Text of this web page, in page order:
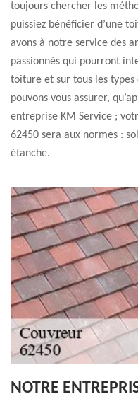
toujours chercher les
puissiez bénéficier d’une
avons à notre service des
passionnés qui pourront
toiture et sur tous les
pouvons vous assurer,
entreprise KM Service ;
62450 sera aux normes :
étanche.
NOTRE